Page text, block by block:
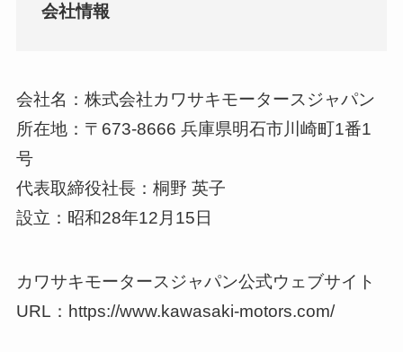
会社情報
会社名：株式会社カワサキモータースジャパン
所在地：〒673-8666 兵庫県明石市川崎町1番1
号
代表取締役社長：桐野 英子
設立：昭和28年12月15日
カワサキモータースジャパン公式ウェブサイト
URL：https://www.kawasaki-motors.com/